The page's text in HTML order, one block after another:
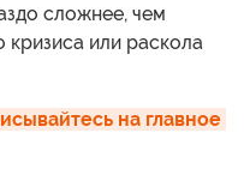
сложнее, чем
или раскола
на главное